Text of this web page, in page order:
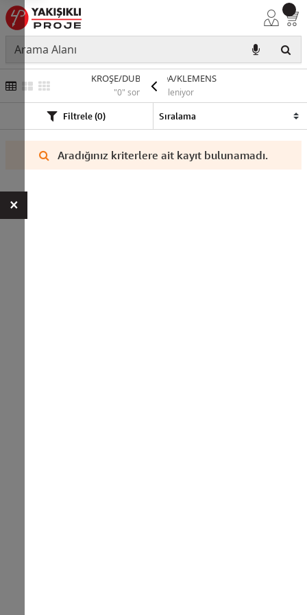
KROŞE/DUBEL/VİDA/KLEMENS
"0" sonuç listeleniyor
Filtrele (0)
Aradığınız kriterlere ait kayıt bulunamadı.
×